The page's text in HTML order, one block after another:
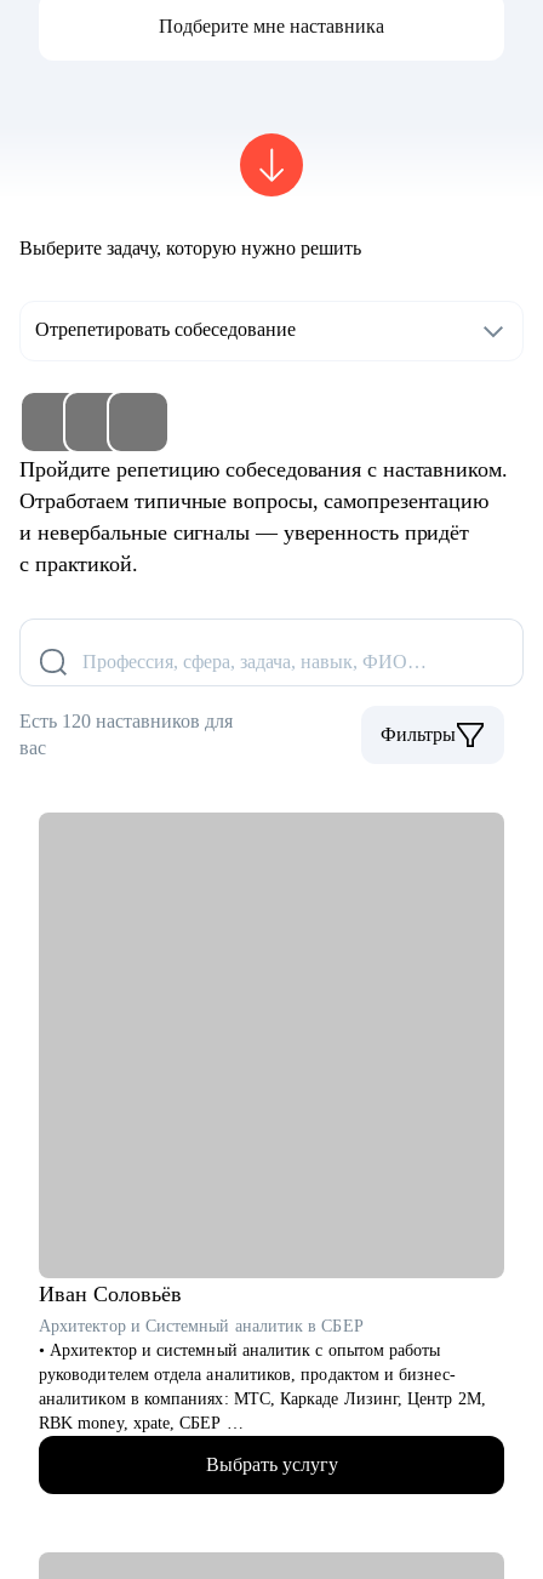
Подберите мне наставника
Выберите задачу, которую нужно решить
Отрепетировать собеседование
Пройдите репетицию собеседования с наставником.
Отработаем типичные вопросы, самопрезентацию
и невербальные сигналы — уверенность придёт
с практикой.
Профессия, сфера, задача, навык, ФИО…
Есть 120 наставников для
вас
Фильтры
Иван Соловьёв
Архитектор и Системный аналитик в СБЕР
• Архитектор и системный аналитик с опытом работы
руководителем отдела аналитиков, продактом и бизнес-
аналитиком в компаниях: МТС, Каркаде Лизинг, Центр 2М,
RBK money, xpate, СБЕР
• Мне приходилось играть как на стороне бизнес заказчика,
так и на стороне ИТ разработки
• Сделал ИТ-проекты в разных сферах: банковские услуги,
Выбрать услугу